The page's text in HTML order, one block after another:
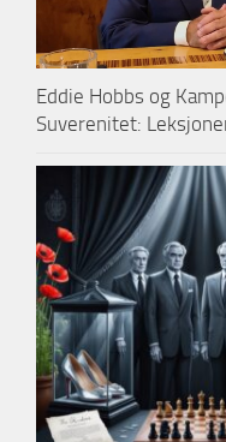
Eddie Hobbs og
Suverenitet: